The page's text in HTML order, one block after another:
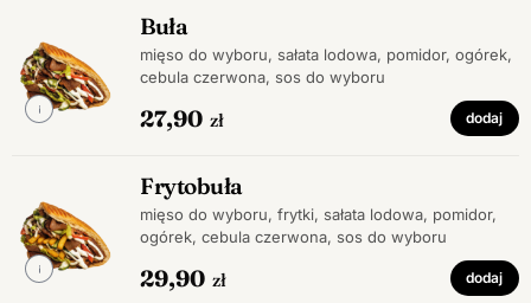
Buła
mięso do wyboru, sałata lodowa, pomidor, ogórek,
cebula czerwona, sos do wyboru
27,90 zł dodaj
Frytobuła
mięso do wyboru, frytki, sałata lodowa, pomidor,
ogórek, cebula czerwona, sos do wyboru
29,90 zł dodaj